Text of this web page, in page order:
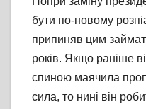
бути по-новому
припиняв цим
років. Якщо раніше
спиною маячила
сила, то нині він